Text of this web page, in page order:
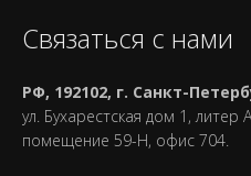
Связаться с нами
РФ, 192102, г. Санкт-
ул. Бухарестская дом 1, литер
помещение 59-Н, офис 704.